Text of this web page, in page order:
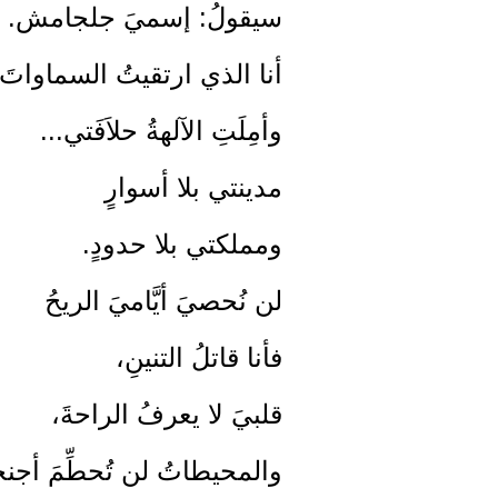
سيقولُ: إسميَ جلجامش.
أنا الذي ارتقيتُ
وأمِلَتِ الآلهةُ حلاَفَتي...
مدينتي بلا أسوارٍ
ومملكتي بلا حدودٍ.
لن نُحصيَ أيَّاميَ الريحُ
فأنا قاتلُ التنينِ،
قلبيَ لا يعرفُ الراحةَ،
والمحيطاتُ لن تُحطِّمَ